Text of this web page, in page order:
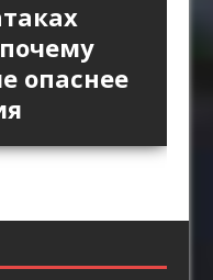
защитой
атаки
за
клубы
лиги
опаснее